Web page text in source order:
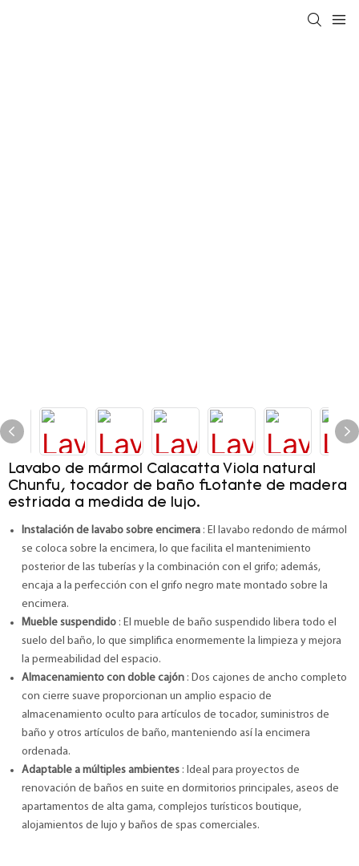
Lavabo de mármol Calacatta Viola natural
Chunfu, tocador de baño flotante de madera
estriada a medida de lujo.
Instalación de lavabo sobre encimera: El lavabo redondo de mármol
se coloca sobre la encimera, lo que facilita el mantenimiento
posterior de las tuberías y la combinación con el grifo; además,
encaja a la perfección con el grifo negro mate montado sobre la
encimera.
Mueble suspendido: El mueble de baño suspendido libera todo el
suelo del baño, lo que simplifica enormemente la limpieza y mejora
la permeabilidad del espacio.
Almacenamiento con doble cajón: Dos cajones de ancho completo
con cierre suave proporcionan un amplio espacio de
almacenamiento oculto para artículos de tocador, suministros de
baño y otros artículos de baño, manteniendo así la encimera
ordenada.
Adaptable a múltiples ambientes: Ideal para proyectos de
renovación de baños en suite en dormitorios principales, aseos de
apartamentos de alta gama, complejos turísticos boutique,
alojamientos de lujo y baños de spas comerciales.